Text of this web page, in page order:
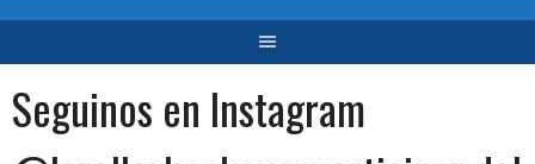
Seguinos en Instagram